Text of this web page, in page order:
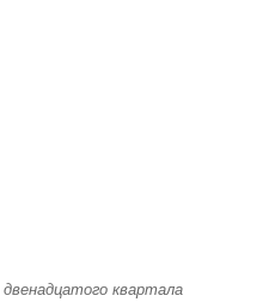
двенадцатого квартала